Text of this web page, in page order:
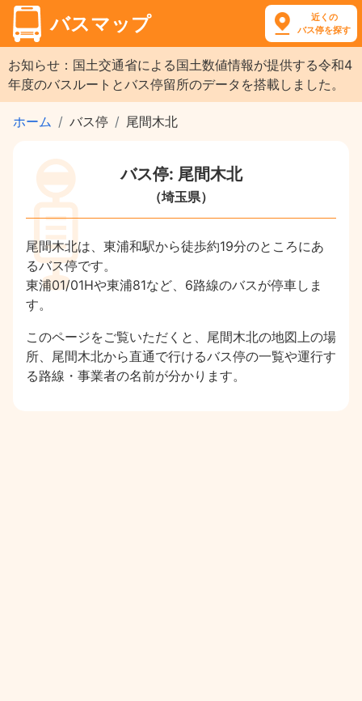
バスマップ
近くの
バス停を探す
お知らせ：国土交通省による国土数値情報が提供する令和4
年度のバスルートとバス停留所のデータを搭載しました。
ホーム バス停 尾間木北
バス停: 尾間木北
（埼玉県）
尾間木北は、東浦和駅から徒歩約19分のところにあ
るバス停です。
東浦01/01Hや東浦81など、6路線のバスが停車しま
す。
このページをご覧いただくと、尾間木北の地図上の場
所、尾間木北から直通で行けるバス停の一覧や運行す
る路線・事業者の名前が分かります。